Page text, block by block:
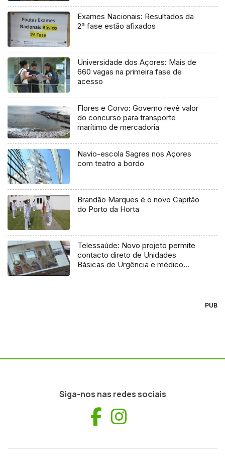
Exames Nacionais: Resultados da
2ª fase estão afixados
Universidade dos Açores: Mais de
660 vagas na primeira fase de
acesso
Flores e Corvo: Governo revê valor
do concurso para transporte
marítimo de mercadoria
Navio-escola Sagres nos Açores
com teatro a bordo
Brandão Marques é o novo Capitão
do Porto da Horta
Telessaúde: Novo projeto permite
contacto direto de Unidades
Básicas de Urgência e médico
PUB
Siga-nos nas redes sociais
Facebook